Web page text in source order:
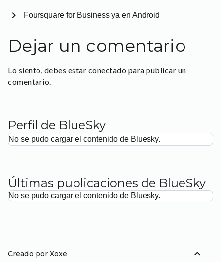
Foursquare for Business ya en Android
chevron_right
Dejar un comentario
Lo siento, debes estar conectado para publicar un
comentario.
Perfil de BlueSky
No se pudo cargar el contenido de Bluesky.
Últimas publicaciones de BlueSky
No se pudo cargar el contenido de Bluesky.
Creado por Xoxe expand_less